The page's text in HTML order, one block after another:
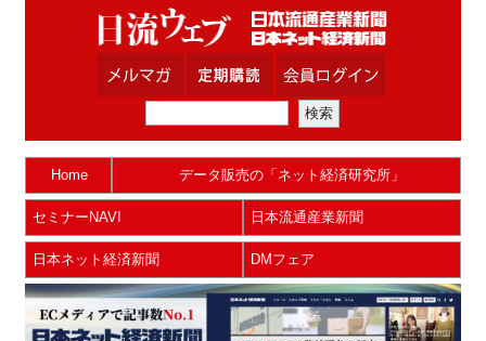
Home データ販売の「ネット経済研究所」
セミナーNAVI 日本流通産業新聞
日本ネット経済新聞 DMフェア